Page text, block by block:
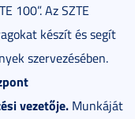
100”. Az SZTE
készít és segít
szervezésében.
vezetője. Munkáját